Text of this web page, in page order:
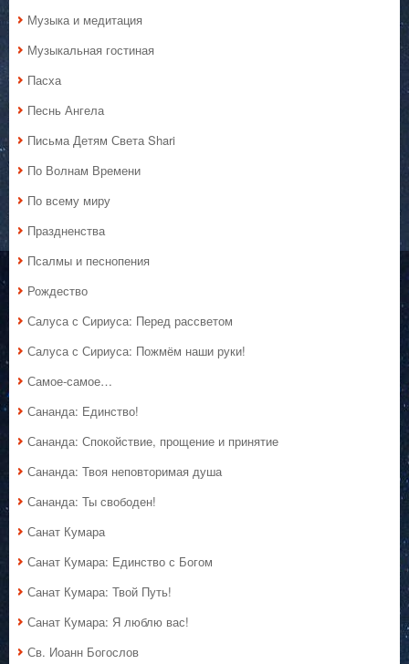
Музыка и медитация
Музыкальная гостиная
Пасха
Песнь Ангела
Письма Детям Света Shari
По Волнам Времени
По всему миру
Праздненства
Псалмы и песнопения
Рождество
Салуса с Сириуса: Перед рассветом
Салуса с Сириуса: Пожмём наши руки!
Самое-самое…
Сананда: Единство!
Сананда: Спокойствие, прощение и принятие
Сананда: Твоя неповторимая душа
Сананда: Ты свободен!
Санат Кумара
Санат Кумара: Единство с Богом
Санат Кумара: Твой Путь!
Санат Кумара: Я люблю вас!
Св. Иоанн Богослов